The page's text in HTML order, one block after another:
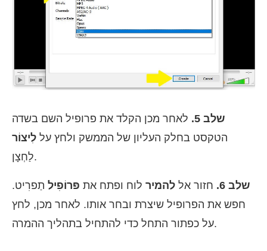
שלב 5.
לאחר מכן הקלד את פרופיל השם בשדה
הטקסט בחלק העליון של הממשק ולחץ על לִיצוֹר
לַחְצָן.
שלב 6. חזור אל להמיר לוח ופתח את פּרוֹפִיל תַפרִיט.
חפש את הפרופיל שיצרת ובחר אותו. לאחר מכן, לחץ
על כפתור התחל כדי להתחיל בתהליך ההמרה.